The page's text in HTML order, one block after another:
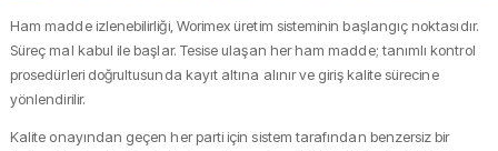
Ham madde izlenebilirliği, Worimex üretim sisteminin başlangıç noktasıdır.
Süreç mal kabul ile başlar. Tesise ulaşan her ham madde; tanımlı kontrol
prosedürleri doğrultusunda kayıt altına alınır ve giriş kalite sürecine
yönlendirilir.
Kalite onayından geçen her parti için sistem tarafından benzersiz bir